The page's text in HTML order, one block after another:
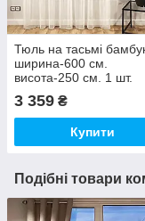
Тюль на тасьмі
ширина-600 см.
висота-250 см. 1 шт.
3 359 ₴
Купити
Подібні товари